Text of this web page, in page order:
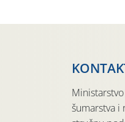
šumarstva i